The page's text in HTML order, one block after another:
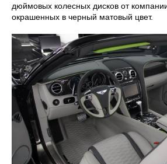
дюймовых колесных дисков от
окрашенных в черный матовый цвет.